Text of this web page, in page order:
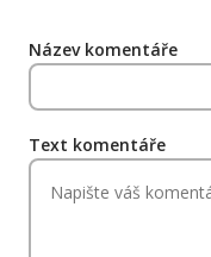
Název komentáře
Text komentáře